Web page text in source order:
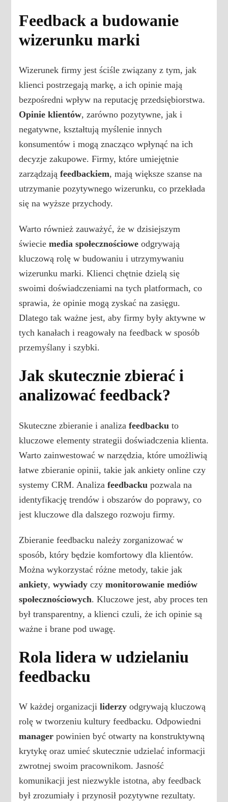
Feedback a budowanie
wizerunku marki
Wizerunek firmy jest ściśle związany z tym, jak
klienci postrzegają markę, a ich opinie mają
bezpośredni wpływ na reputację przedsiębiorstwa.
Opinie klientów, zarówno pozytywne, jak i
negatywne, kształtują myślenie innych
konsumentów i mogą znacząco wpłynąć na ich
decyzje zakupowe. Firmy, które umiejętnie
zarządzająfeedbackiem, mają większe szanse na
utrzymanie pozytywnego wizerunku, co przekłada
się na wyższe przychody.
Warto również zauważyć, że w dzisiejszym
świeciemedia społecznościowe odgrywają
kluczową rolę w budowaniu i utrzymywaniu
wizerunku marki. Klienci chętnie dzielą się
swoimi doświadczeniami na tych platformach, co
sprawia, że opinie mogą zyskać na zasięgu.
Dlatego tak ważne jest, aby firmy były aktywne w
tych kanałach i reagowały na feedback w sposób
przemyślany i szybki.
Jak skutecznie zbierać i
analizować feedback?
Skuteczne zbieranie i analizafeedbacku to
kluczowe elementy strategii doświadczenia klienta.
Warto zainwestować w narzędzia, które umożliwią
łatwe zbieranie opinii, takie jak ankiety online czy
systemy CRM. Analizafeedbacku pozwala na
identyfikację trendów i obszarów do poprawy, co
jest kluczowe dla dalszego rozwoju firmy.
Zbieranie feedbacku należy zorganizować w
sposób, który będzie komfortowy dla klientów.
Można wykorzystać różne metody, takie jak
ankiety,wywiady czymonitorowanie mediów
społecznościowych. Kluczowe jest, aby proces ten
był transparentny, a klienci czuli, że ich opinie są
ważne i brane pod uwagę.
Rola lidera w udzielaniu
feedbacku
W każdej organizacjiliderzy odgrywają kluczową
rolę w tworzeniu kultury feedbacku. Odpowiedni
manager powinien być otwarty na konstruktywną
krytykę oraz umieć skutecznie udzielać informacji
zwrotnej swoim pracownikom. Jasność
komunikacji jest niezwykle istotna, aby feedback
był zrozumiały i przynosił pozytywne rezultaty.